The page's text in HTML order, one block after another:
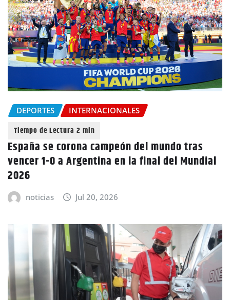
DEPORTES INTERNACIONALES
España se corona campeón del mundo tras
vencer 1-0 a Argentina en la final del Mundial
2026
noticias Jul 20, 2026